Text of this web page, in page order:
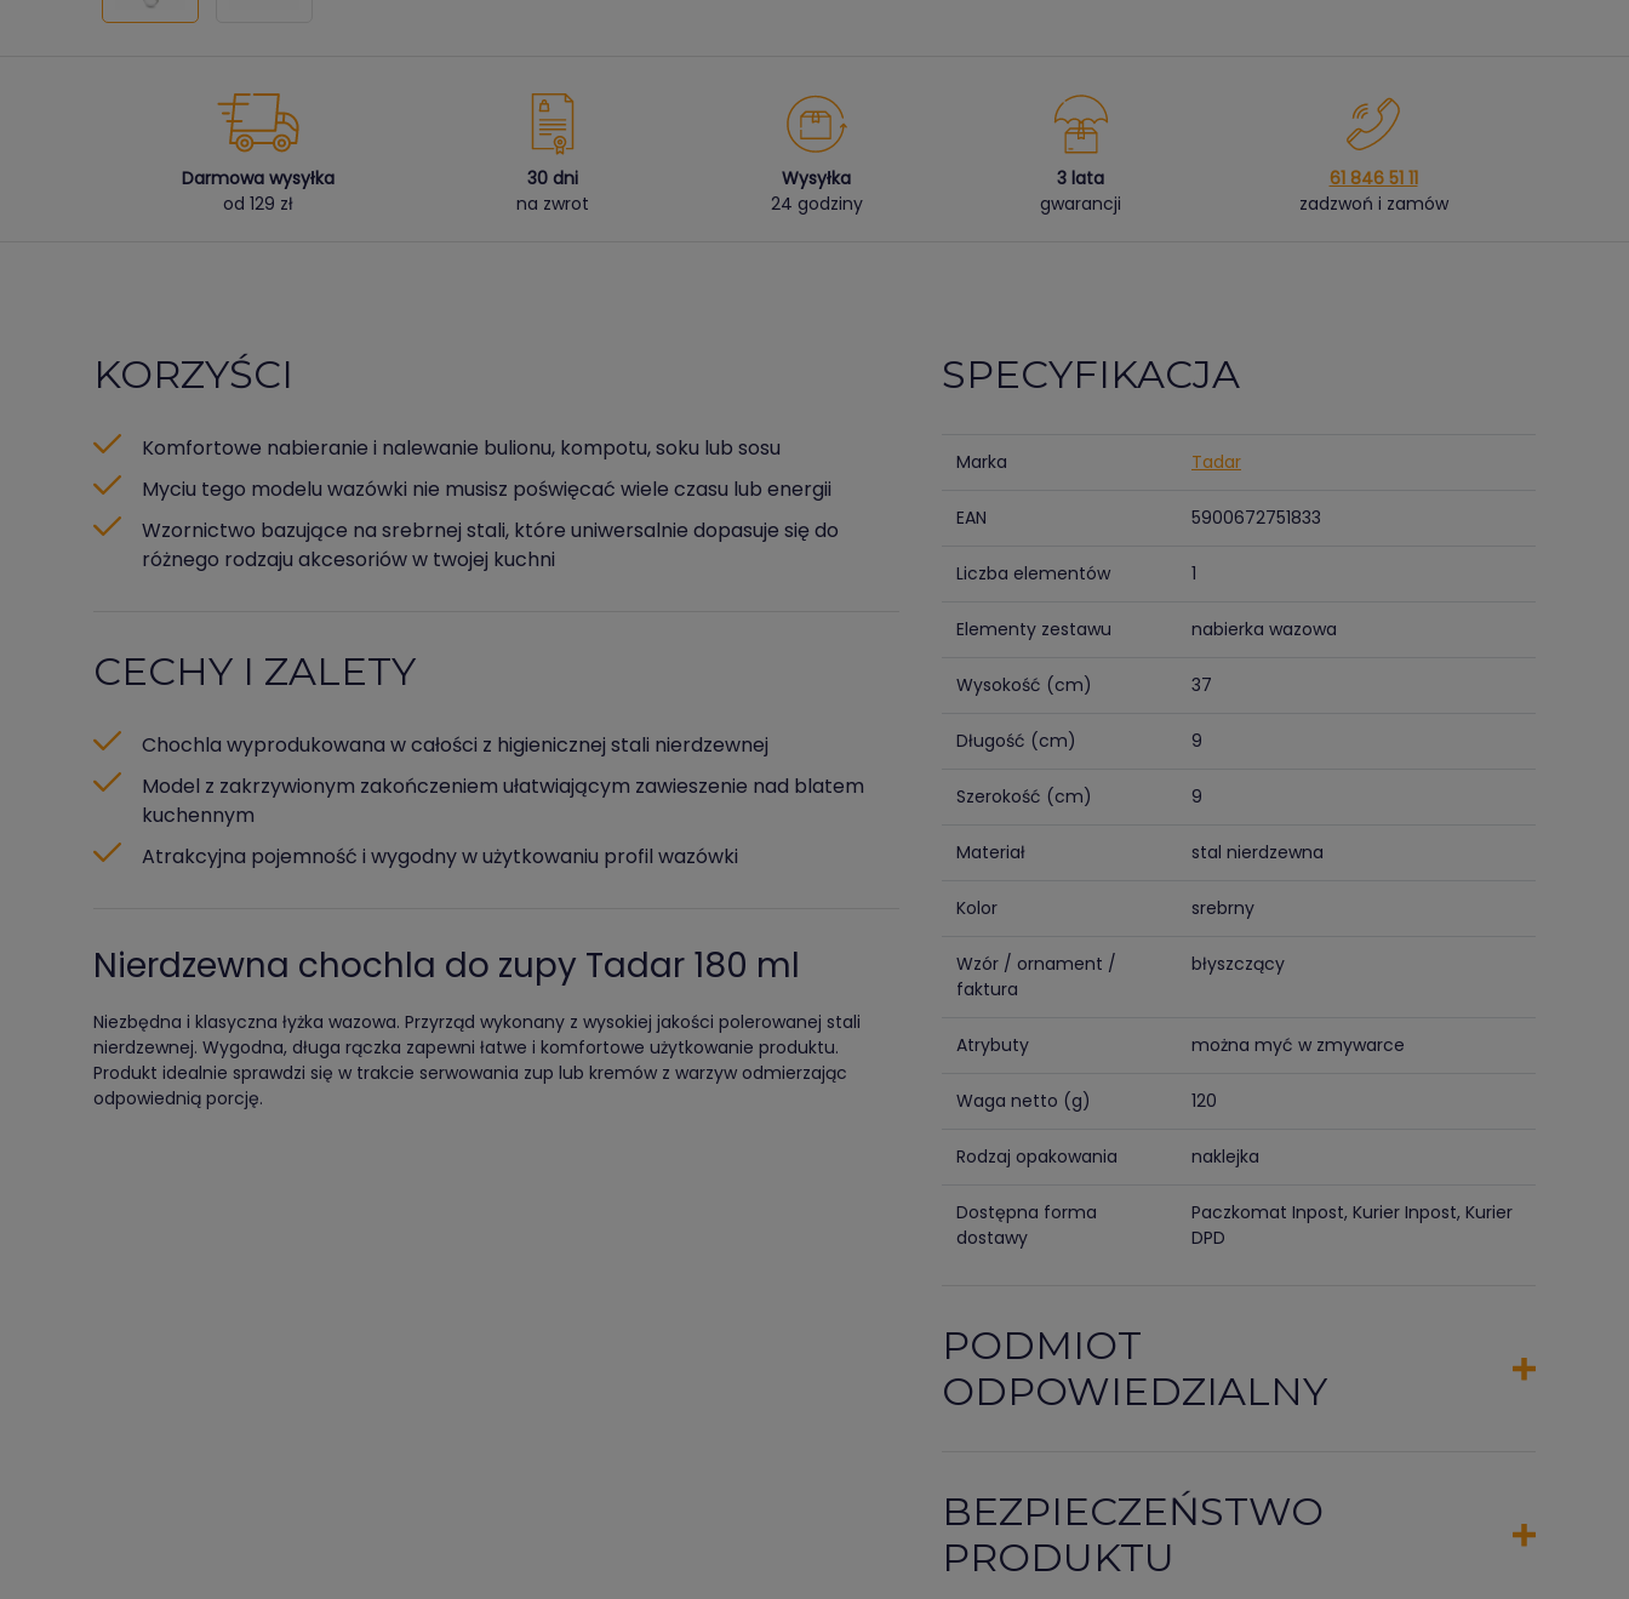
Darmowa wysyłka
od 129 zł
30 dni
na zwrot
Wysyłka
24 godziny
3 lata
gwarancji
61 846 51 11
zadzwoń i zamów
KORZYŚCI
Komfortowe nabieranie i nalewanie bulionu, kompotu, soku lub sosu
Myciu tego modelu wazówki nie musisz poświęcać wiele czasu lub energii
Wzornictwo bazujące na srebrnej stali, które uniwersalnie dopasuje się do
różnego rodzaju akcesoriów w twojej kuchni
CECHY I ZALETY
Chochla wyprodukowana w całości z higienicznej stali nierdzewnej
Model z zakrzywionym zakończeniem ułatwiającym zawieszenie nad blatem
kuchennym
Atrakcyjna pojemność i wygodny w użytkowaniu profil wazówki
Nierdzewna chochla do zupy Tadar 180 ml
Niezbędna i klasyczna łyżka wazowa. Przyrząd wykonany z wysokiej jakości polerowanej stali
nierdzewnej. Wygodna, długa rączka zapewni łatwe i komfortowe użytkowanie produktu.
Produkt idealnie sprawdzi się w trakcie serwowania zup lub kremów z warzyw odmierzając
odpowiednią porcję.
SPECYFIKACJA
Marka Tadar
EAN 5900672751833
Liczba elementów 1
Elementy zestawu nabierka wazowa
Wysokość (cm) 37
Długość (cm) 9
Szerokość (cm) 9
Materiał stal nierdzewna
Kolor srebrny
Wzór / ornament /
faktura
błyszczący
Atrybuty można myć w zmywarce
Waga netto (g) 120
Rodzaj opakowania naklejka
Dostępna forma
dostawy
Paczkomat Inpost, Kurier Inpost, Kurier
DPD
PODMIOT
ODPOWIEDZIALNY
BEZPIECZEŃSTWO
PRODUKTU